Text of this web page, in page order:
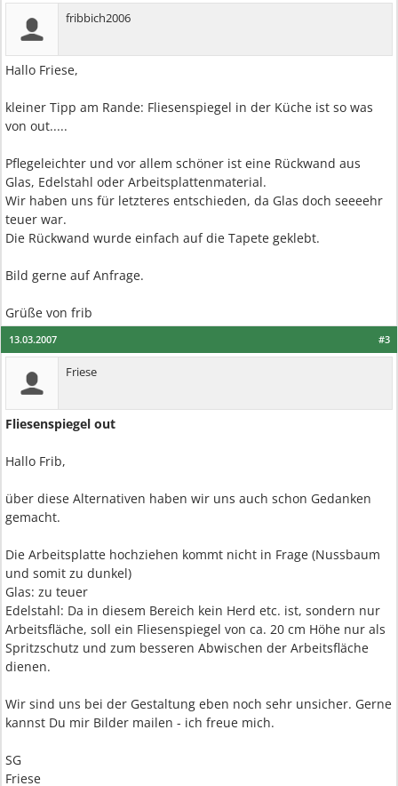
fribbich2006
Hallo Friese,
kleiner Tipp am Rande: Fliesenspiegel in der Küche ist so was
von out.....
Pflegeleichter und vor allem schöner ist eine Rückwand aus
Glas, Edelstahl oder Arbeitsplattenmaterial.
Wir haben uns für letzteres entschieden, da Glas doch seeeehr
teuer war.
Die Rückwand wurde einfach auf die Tapete geklebt.
Bild gerne auf Anfrage.
Grüße von frib
#3
13.03.2007
Friese
Fliesenspiegel out
Hallo Frib,
über diese Alternativen haben wir uns auch schon Gedanken
gemacht.
Die Arbeitsplatte hochziehen kommt nicht in Frage (Nussbaum
und somit zu dunkel)
Glas: zu teuer
Edelstahl: Da in diesem Bereich kein Herd etc. ist, sondern nur
Arbeitsfläche, soll ein Fliesenspiegel von ca. 20 cm Höhe nur als
Spritzschutz und zum besseren Abwischen der Arbeitsfläche
dienen.
Wir sind uns bei der Gestaltung eben noch sehr unsicher. Gerne
kannst Du mir Bilder mailen - ich freue mich.
SG
Friese